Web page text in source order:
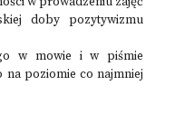
doby pozytywizmu
w mowie i w piśmie
na poziomie co najmniej